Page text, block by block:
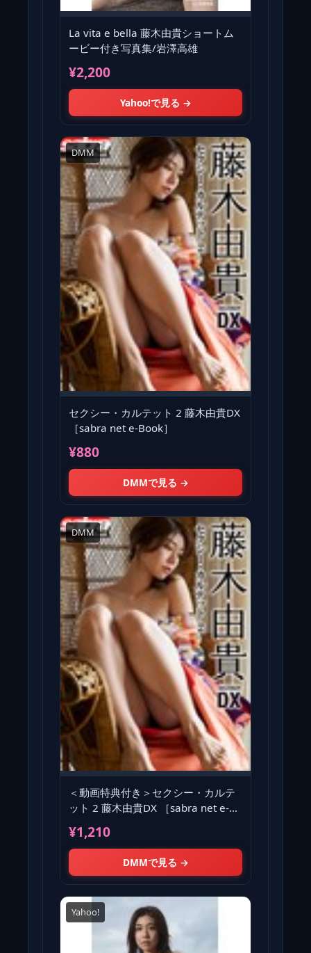
La vita e bella 藤木由貴ショートム
ービー付き写真集/岩澤高雄
¥2,200
Yahoo!で見る →
DMM
セクシー・カルテット 2 藤木由貴DX
［sabra net e-Book］
¥880
DMMで見る →
DMM
＜動画特典付き＞セクシー・カルテ
ット 2 藤木由貴DX ［sabra net e-
¥1,210
DMMで見る →
Yahoo!